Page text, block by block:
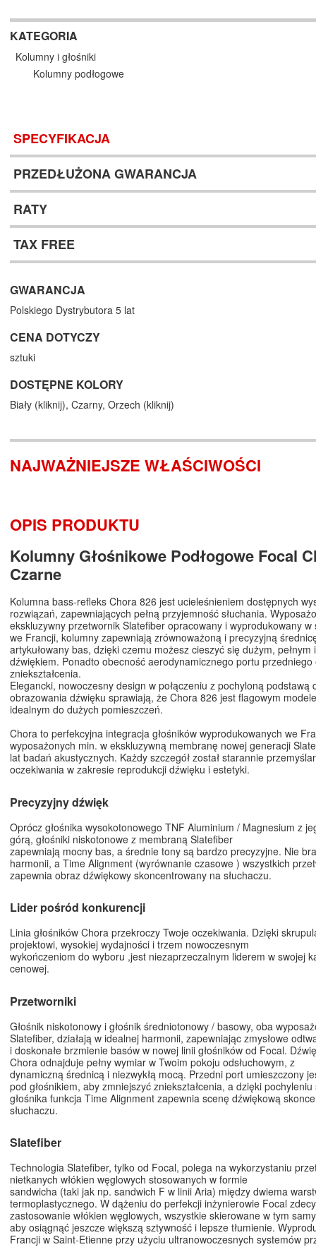
KATEGORIA
Kolumny i głośniki
Kolumny podłogowe
SPECYFIKACJA
PRZEDŁUŻONA GWARANCJA
RATY
TAX FREE
GWARANCJA
Polskiego Dystrybutora 5 lat
CENA DOTYCZY
sztuki
DOSTĘPNE KOLORY
Biały (kliknij), Czarny, Orzech (kliknij)
NAJWAŻNIEJSZE WŁAŚCIWOŚCI
OPIS PRODUKTU
Kolumny Głośnikowe Podłogowe Focal
Czarne
Kolumna bass-refleks Chora 826 jest ucieleśnieniem dostępnych
rozwiązań, zapewniających pełną przyjemność słuchania.
ekskluzywny przetwornik Slatefiber opracowany i wyprodukowany w
we Francji, kolumny zapewniają zrównoważoną i precyzyjną
artykułowany bas, dzięki czemu możesz cieszyć się dużym, pełnym
dźwiękiem. Ponadto obecność aerodynamicznego portu przedniego
zniekształcenia.
Elegancki, nowoczesny design w połączeniu z pochyloną podstawą
obrazowania dźwięku sprawiają, że Chora 826 jest flagowym
idealnym do dużych pomieszczeń.
Chora to perfekcyjna integracja głośników wyprodukowanych we
wyposażonych min. w ekskluzywną membranę nowej generacji
lat badań akustycznych. Każdy szczegół został starannie
oczekiwania w zakresie reprodukcji dźwięku i estetyki.
Precyzyjny dźwięk
Oprócz głośnika wysokotonowego TNF Aluminium / Magnesium z
górą, głośniki niskotonowe z membraną Slatefiber
zapewniają mocny bas, a średnie tony są bardzo precyzyjne. Nie
harmonii, a Time Alignment (wyrównanie czasowe ) wszystkich
zapewnia obraz dźwiękowy skoncentrowany na słuchaczu.
Lider pośród konkurencji
Linia głośników Chora przekroczy Twoje oczekiwania. Dzięki
projektowi, wysokiej wydajności i trzem nowoczesnym
wykończeniom do wyboru ,jest niezaprzeczalnym liderem w swojej
cenowej.
Przetworniki
Głośnik niskotonowy i głośnik średniotonowy / basowy, oba
Slatefiber, działają w idealnej harmonii, zapewniając zmysłowe
i doskonałe brzmienie basów w nowej linii głośników od Focal.
Chora odnajduje pełny wymiar w Twoim pokoju odsłuchowym, z
dynamiczną średnicą i niezwykłą mocą. Przedni port umieszczony
pod głośnikiem, aby zmniejszyć zniekształcenia, a dzięki
głośnika funkcja Time Alignment zapewnia scenę dźwiękową
słuchaczu.
Slatefiber
Technologia Slatefiber, tylko od Focal, polega na wykorzystaniu
nietkanych włókien węglowych stosowanych w formie
sandwicha (taki jak np. sandwich F w linii Aria) między dwiema
termoplastycznego. W dążeniu do perfekcji inżynierowie Focal
zastosowanie włókien węglowych, wszystkie skierowane w tym
aby osiągnąć jeszcze większą sztywność i lepsze tłumienie.
Francji w Saint-Etienne przy użyciu ultranowoczesnych systemów